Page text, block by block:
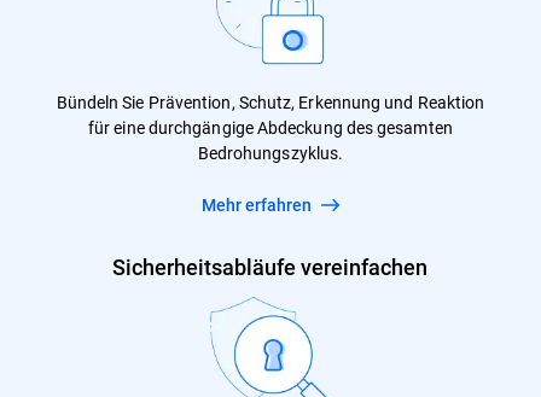
Bündeln Sie Prävention, Schutz, Erkennung und Reaktion
für eine durchgängige Abdeckung des gesamten
Bedrohungszyklus.
Mehr erfahren
Sicherheitsabläufe vereinfachen